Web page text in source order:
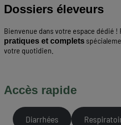
Dossiers éleveurs
Bienvenue dans votre espace dédié !
pratiques et complets
votre quotidien.
Accès rapide
Diarrhées